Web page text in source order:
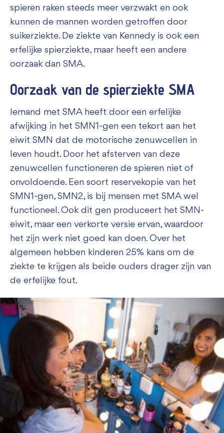
spieren raken steeds meer verzwakt en ook
kunnen de mannen worden getroffen door
suikerziekte. De ziekte van Kennedy is ook een
erfelijke spierziekte, maar heeft een andere
oorzaak dan SMA.
Oorzaak van de spierziekte SMA
Iemand met SMA heeft door een erfelijke
afwijking in het SMN1-gen een tekort aan het
eiwit SMN dat de motorische zenuwcellen in
leven houdt. Door het afsterven van deze
zenuwcellen functioneren de spieren niet of
onvoldoende. Een soort reservekopie van het
SMN1-gen, SMN2, is bij mensen met SMA wel
functioneel. Ook dit gen produceert het SMN-
eiwit, maar een verkorte versie ervan, waardoor
het zijn werk niet goed kan doen. Over het
algemeen hebben kinderen 25% kans om de
ziekte te krijgen als beide ouders drager zijn van
de erfelijke fout.